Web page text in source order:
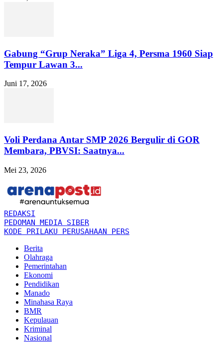
Gabung “Grup Neraka” Liga 4, Persma 1960 Siap
Tempur Lawan 3...
Juni 17, 2026
Voli Perdana Antar SMP 2026 Bergulir di GOR
Membara, PBVSI: Saatnya...
Mei 23, 2026
REDAKSI
PEDOMAN MEDIA SIBER
KODE PRILAKU PERUSAHAAN PERS
Berita
Olahraga
Pemerintahan
Ekonomi
Pendidikan
Manado
Minahasa Raya
BMR
Kepulauan
Kriminal
Nasional